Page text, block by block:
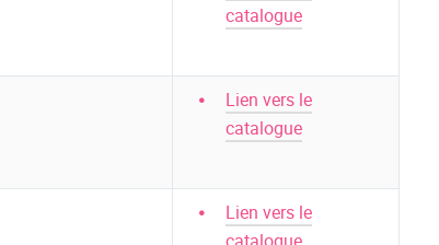
catalogue
Lien vers le
catalogue
Lien vers le